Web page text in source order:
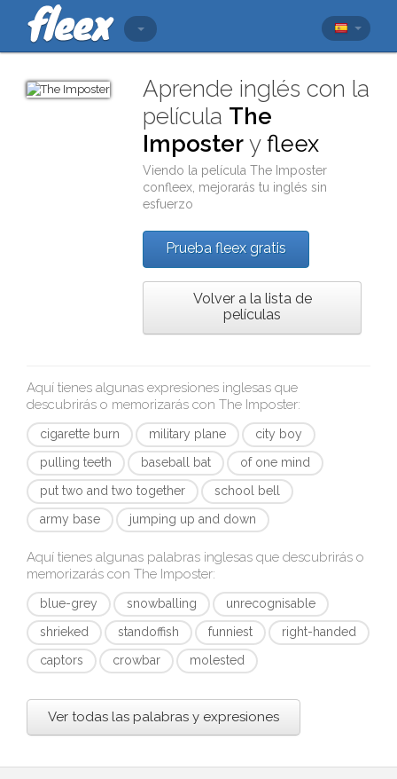
Aprende inglés con la
película The
Imposter yfleex
Viendo la películaThe Imposter
confleex , mejorarás tu inglés sin
esfuerzo
Prueba fleex gratis
Volver a la lista de
películas
Aquí tienes algunas expresiones inglesas que
descubrirás o memorizarás con The Imposter:
cigarette burn military plane
city boy
pulling teeth
baseball bat
of one mind
put two and two together
school bell
army base
jumping up and down
Aquí tienes algunas palabras inglesas que descubrirás o
memorizarás con The Imposter:
blue-grey snowballing
unrecognisable
shrieked
standoffish funniest
right-handed
captors
crowbar molested
Ver todas las palabras y expresiones